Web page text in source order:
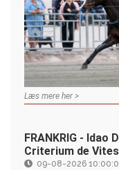
Læs mere her >
FRANKRIG -
Criterium de
09-08-2026